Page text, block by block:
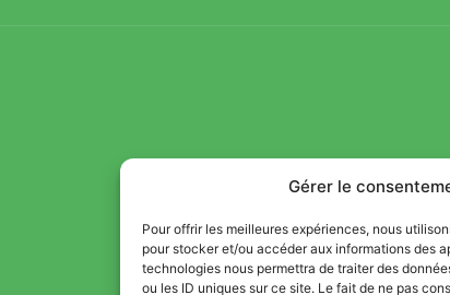
Gérer le
Pour offrir les meilleures expériences, nous
pour stocker et/ou accéder aux informations des
technologies nous permettra de traiter des
ou les ID uniques sur ce site. Le fait de ne pas